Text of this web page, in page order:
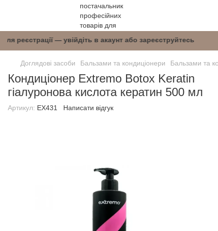
реєстрації — увійдіть в акаунт або
Доглядові засоби Бальзами та кондиціонери Бальзами та
Кондиціонер Extremo Botox Keratin
гіалуронова кислота кератин 500 мл
Артикул: ЕХ431 Написати відгук